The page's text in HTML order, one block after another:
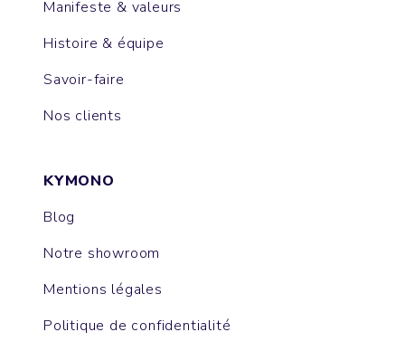
Manifeste & valeurs
Histoire & équipe
Savoir-faire
Nos clients
KYMONO
Blog
Notre showroom
Mentions légales
Politique de confidentialité